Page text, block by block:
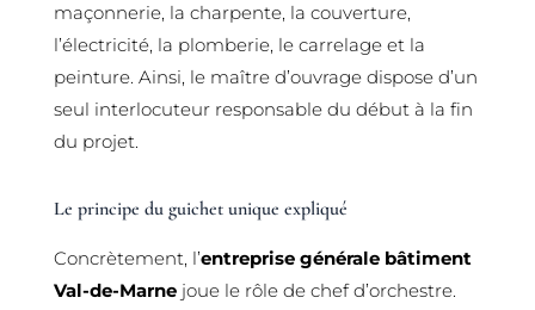
maçonnerie, la charpente, la couverture,
l’électricité, la plomberie, le carrelage et la
peinture. Ainsi, le maître d’ouvrage dispose d’un
seul interlocuteur responsable du début à la fin
du projet.
Le principe du guichet unique expliqué
Concrètement, l’entreprise générale bâtiment
Val-de-Marnejoue le rôle de chef d’orchestre.